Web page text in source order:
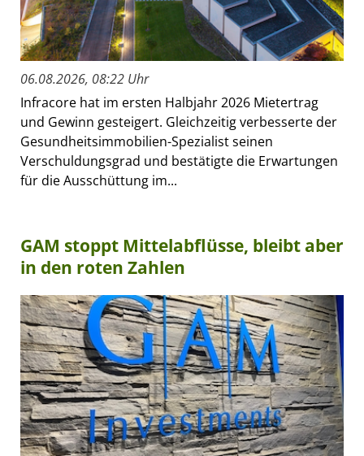
06.08.2026, 08:22 Uhr
Infracore hat im ersten Halbjahr 2026 Mietertrag
und Gewinn gesteigert. Gleichzeitig verbesserte der
Gesundheitsimmobilien-Spezialist seinen
Verschuldungsgrad und bestätigte die Erwartungen
für die Ausschüttung im...
GAM stoppt Mittelabflüsse, bleibt aber
in den roten Zahlen